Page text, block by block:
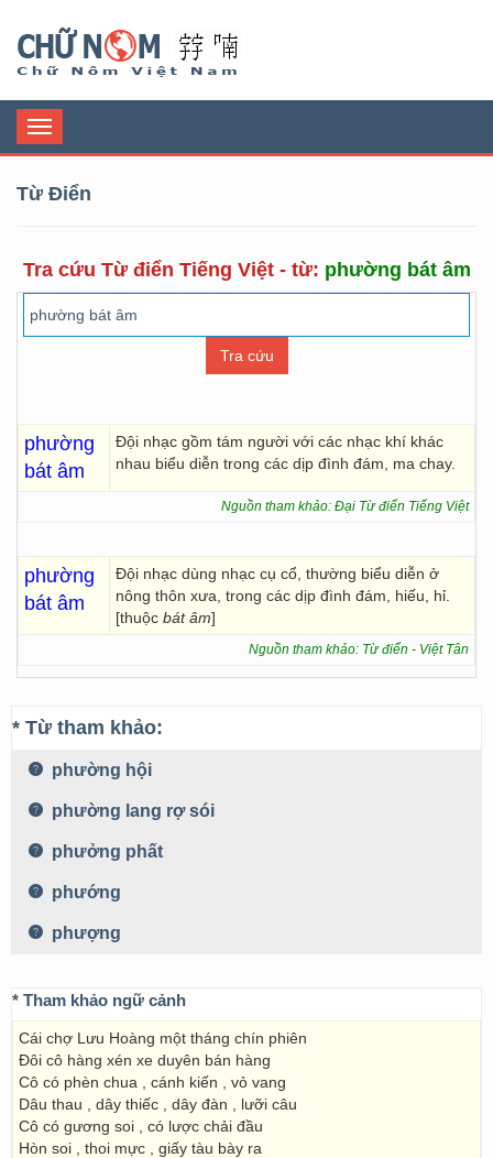
Toggle
navigation
Từ Điển
Tra cứu Từ điển Tiếng Việt - từ: phường bát âm
phường
bát âm
Đội nhạc gồm tám người với các nhạc khí khác
nhau biểu diễn trong các dịp đình đám, ma chay.
Nguồn tham khảo: Đại Từ điển Tiếng Việt
phường
bát âm
Đội nhạc dùng nhạc cụ cổ, thường biểu diễn ở
nông thôn xưa, trong các dịp đình đám, hiếu, hỉ.
[thuộc bát âm]
Nguồn tham khảo: Từ điển - Việt Tân
* Từ tham khảo:
phường hội
phường lang rợ sói
phưởng phất
phướng
phượng
* Tham khảo ngữ cảnh
Cái chợ Lưu Hoàng một tháng chín phiên
Đôi cô hàng xén xe duyên bán hàng
Cô có phèn chua , cánh kiến , vỏ vang
Dâu thau , dây thiếc , dây đàn , lưỡi câu
Cô có gương soi , có lược chải đầu
Hòn soi , thoi mực , giấy tàu bày ra